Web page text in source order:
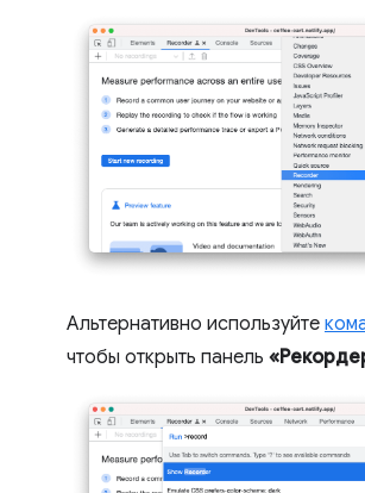
Альтернативно используйте
чтобы открыть панель